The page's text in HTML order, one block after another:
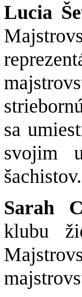
Lucia
sa
svojim
šachistov.
Sarah
klubu